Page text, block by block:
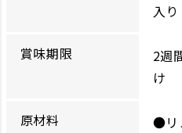
入り
賞味期限
2週
け
原材料
●リ